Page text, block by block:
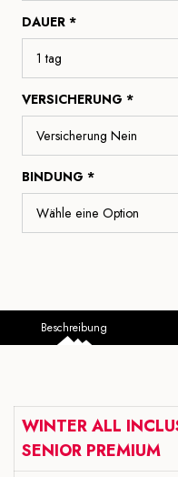
DAUER *
VERSICHERUNG *
BINDUNG *
Beschreibung
WINTER ALL
SENIOR PREMIUM